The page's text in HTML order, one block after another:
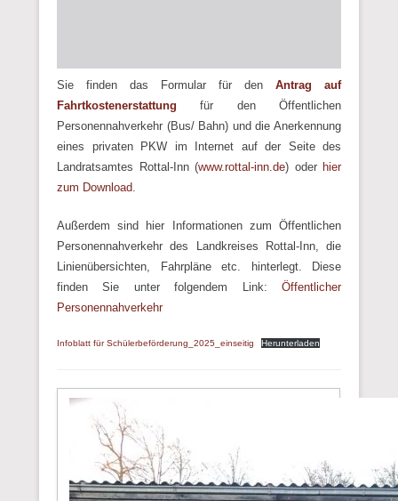
Sie finden das Formular für den Antrag auf
Fahrtkostenerstattung für den Öffentlichen
Personennahverkehr (Bus/ Bahn) und die Anerkennung
eines privaten PKW im Internet auf der Seite des
Landratsamtes Rottal-Inn (www.rottal-inn.de) oder hier
zum Download.
Außerdem sind hier Informationen zum Öffentlichen
Personennahverkehr des Landkreises Rottal-Inn, die
Linienübersichten, Fahrpläne etc. hinterlegt. Diese
finden Sie unter folgendem Link: Öffentlicher
Personennahverkehr
Infoblatt für Schülerbeförderung_2025_einseitig Herunterladen